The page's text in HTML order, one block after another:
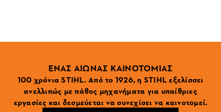
ΕΝΑΣ ΑΙΩΝΑΣ ΚΑΙΝΟΤΟΜΙΑΣ
100 χρόνια STIHL. Από το 1926, η STIHL εξελίσσει
ανελλιπώς με πάθος μηχανήματα για υπαίθριες
εργασίες και δεσμεύεται να συνεχίσει να καινοτομεί.